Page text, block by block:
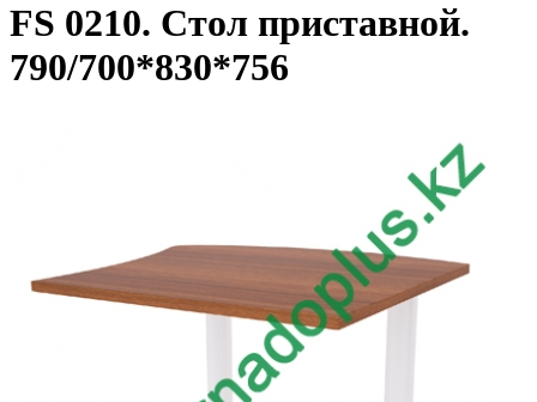
FS 0210. Стол приставной.
790/700*830*756